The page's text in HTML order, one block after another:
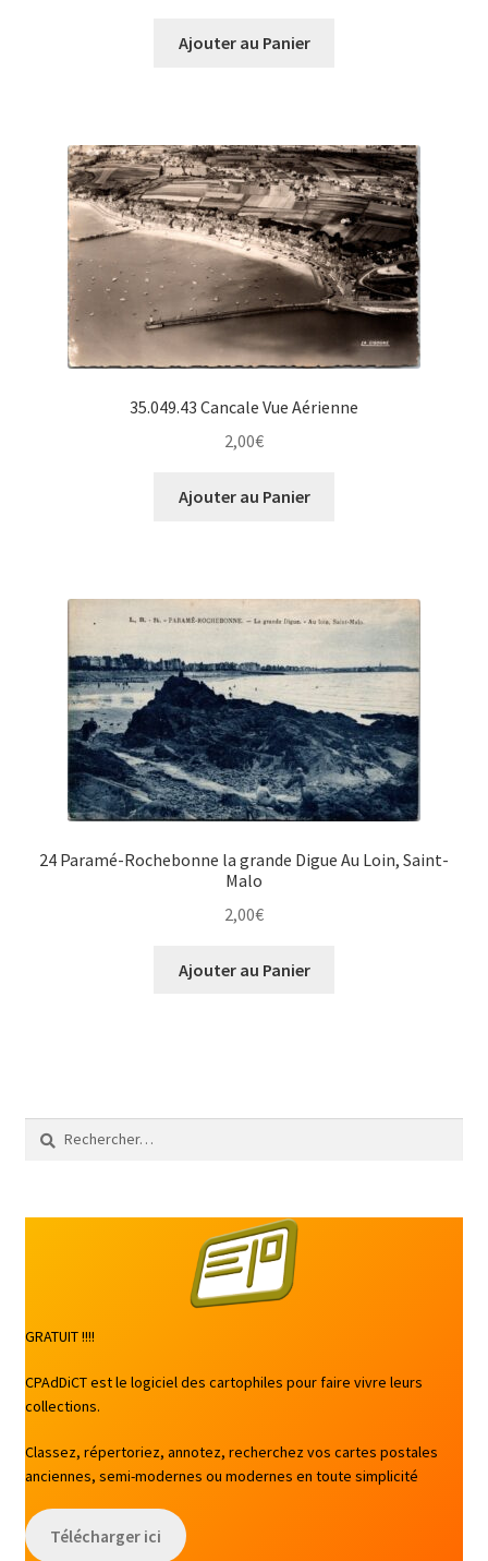
Ajouter au Panier
35.049.43 Cancale Vue Aérienne
2,00€
Ajouter au Panier
24 Paramé-Rochebonne la grande Digue Au Loin, Saint-
Malo
2,00€
Ajouter au Panier
Rechercher :
GRATUIT !!!!
CPAdDiCT est le logiciel des cartophiles pour faire vivre leurs
collections.
Classez, répertoriez, annotez, recherchez vos cartes postales
anciennes, semi-modernes ou modernes en toute simplicité
Télécharger ici